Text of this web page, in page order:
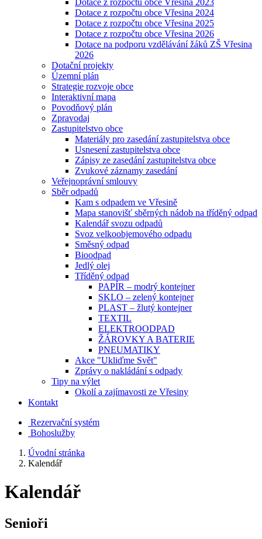
Dotace z rozpočtu obce Vřesina 2023
Dotace z rozpočtu obce Vřesina 2024
Dotace z rozpočtu obce Vřesina 2025
Dotace z rozpočtu obce Vřesina 2026
Dotace na podporu vzdělávání žáků ZŠ Vřesina
2026
Dotační projekty
Územní plán
Strategie rozvoje obce
Interaktivní mapa
Povodňový plán
Zpravodaj
Zastupitelstvo obce
Materiály pro zasedání zastupitelstva obce
Usnesení zastupitelstva obce
Zápisy ze zasedání zastupitelstva obce
Zvukové záznamy zasedání
Veřejnoprávní smlouvy
Sběr odpadů
Kam s odpadem ve Vřesině
Mapa stanovišť sběrných nádob na tříděný odpad
Kalendář svozu odpadů
Svoz velkoobjemového odpadu
Směsný odpad
Bioodpad
Jedlý olej
Tříděný odpad
PAPÍR – modrý kontejner
SKLO – zelený kontejner
PLAST – žlutý kontejner
TEXTIL
ELEKTROODPAD
ŽÁROVKY A BATERIE
PNEUMATIKY
Akce "Ukliďme Svět"
Zprávy o nakládání s odpady
Tipy na výlet
Okolí a zajímavosti ze Vřesiny
Kontakt
Rezervační systém
Bohoslužby
Úvodní stránka
Kalendář
Kalendář
Senioři